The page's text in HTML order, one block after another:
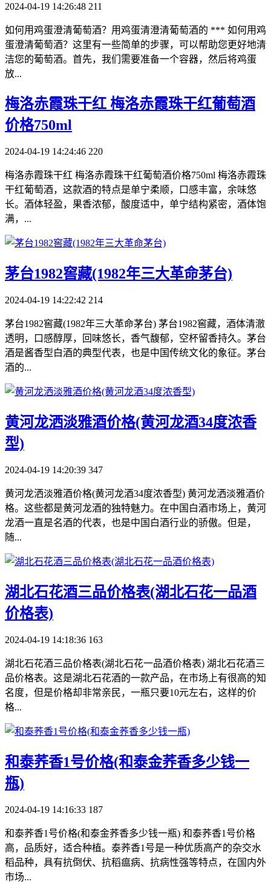
2024-04-19 14:26:48 211
如何用鸡蛋澄清葡萄酒？用鸡蛋清澄清葡萄酒的 *** 如何用鸡
蛋澄清葡萄酒？这里有一些简单的步骤，可以帮助您更好地清
洁您的葡萄酒。首先，我们需要准备一个容器，然后将鸡蛋
放...
​梅洛赤霞珠干红 梅洛赤霞珠干红葡萄酒
价格750ml
2024-04-19 14:24:46 220
梅洛赤霞珠干红 梅洛赤霞珠干红葡萄酒价格750ml 梅洛赤霞珠
干红葡萄酒，这款酒的特点是单宁柔顺，口感丰富，余味悠
长。酒体轻盈，果香浓郁，酸度适中，单宁结构紧密，酒体饱
满，...
​茅台1982窖藏(1982年三大革命茅台)
2024-04-19 14:22:42 214
茅台1982窖藏(1982年三大革命茅台) 茅台1982窖藏，酒体清澈
透明，口感醇厚，回味悠长，香气馥郁，空杯留香持久。茅台
酒是酱香型白酒的典型代表，也是中国传统文化的象征。茅台
酒的...
​黄河龙洒淡雅酒价格(黄河龙酒34度浓香
型)
2024-04-19 14:20:39 347
黄河龙洒淡雅酒价格(黄河龙酒34度浓香型) 黄河龙洒淡雅酒价
格。这些都是黄河龙酒的独特魅力。在中国白酒市场上，黄河
龙酒一直是名酒的代表，也是中国白酒行业的骄傲。但是，
随...
​湖北石花酒三品价格表(湖北石花一品酒
价格表)
2024-04-19 14:18:36 163
湖北石花酒三品价格表(湖北石花一品酒价格表) 湖北石花酒三
品价格表。这是湖北石花酒的一款产品，在市场上有很高的知
名度，但是价格却非常亲民，一瓶只要10元左右，这样的价
格...
​和泰荞香1号价格(和泰金荞香多少钱一
瓶)
2024-04-19 14:16:33 187
和泰荞香1号价格(和泰金荞香多少钱一瓶) 和泰荞香1号价格
高，品质好，适合种植。泰荞香1号是一种优质高产的杂交水
稻品种，具有抗倒伏、抗稻瘟病、抗病性强等特点，在国内外
市场...